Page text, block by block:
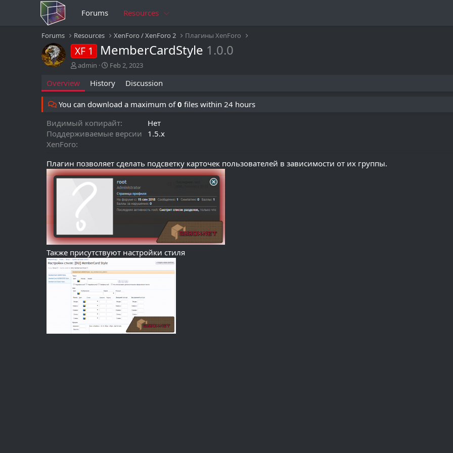
Forums Resources
Forums Resources XenForo / XenForo 2 Плагины XenForo
XF 1 MemberCardStyle 1.0.0
A
t
h
o
admin
C
e
t
o
n
d
e
Feb 2, 2023
Overview History Discussion
You can download a maximum of0 files within 24 hours
Видимый копирайт
Нет
Поддерживаемые версии
XenForo
1.5.x
Плагин позволяет сделать подсветку карточек пользователей в зависимости от их группы.
Также присутствуют настройки стиля